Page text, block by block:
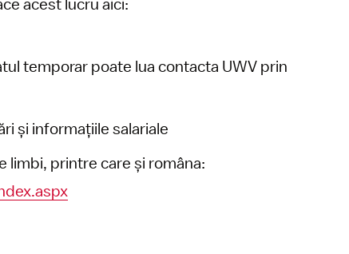
acest lucru aici:
temporar poate lua contacta UWV prin
și informațiile salariale
limbi, printre care și româna: